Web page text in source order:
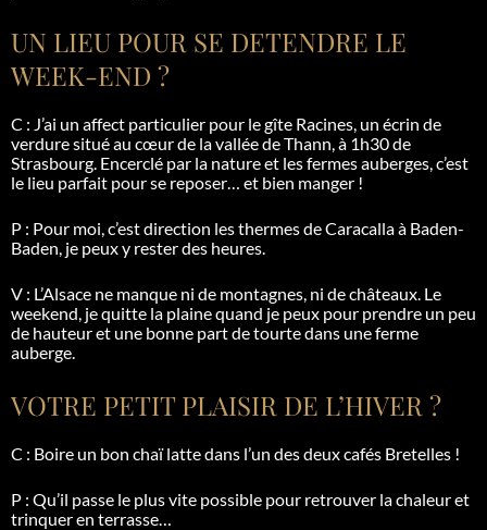
UN LIEU POUR SE DETENDRE LE
WEEK-END ?
C : J’ai un affect particulier pour le gîte Racines, un écrin de
verdure situé au cœur de la vallée de Thann, à 1h30 de
Strasbourg. Encerclé par la nature et les fermes auberges, c’est
le lieu parfait pour se reposer… et bien manger !
P : Pour moi, c’est direction les thermes de Caracalla à Baden-
Baden, je peux y rester des heures.
V : L’Alsace ne manque ni de montagnes, ni de châteaux. Le
weekend, je quitte la plaine quand je peux pour prendre un peu
de hauteur et une bonne part de tourte dans une ferme
auberge.
VOTRE PETIT PLAISIR DE L’HIVER ?
C : Boire un bon chaïlatte dans l’un des deux cafés Bretelles !
P : Qu’il passe le plus vite possible pour retrouver la chaleur et
trinquer en terrasse…